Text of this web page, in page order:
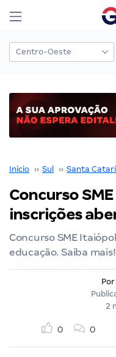
Início ›› Sul ›› Santa
Concurso
inscrições
Concurso SME
educação. Saiba mais!
Por
2
0 0